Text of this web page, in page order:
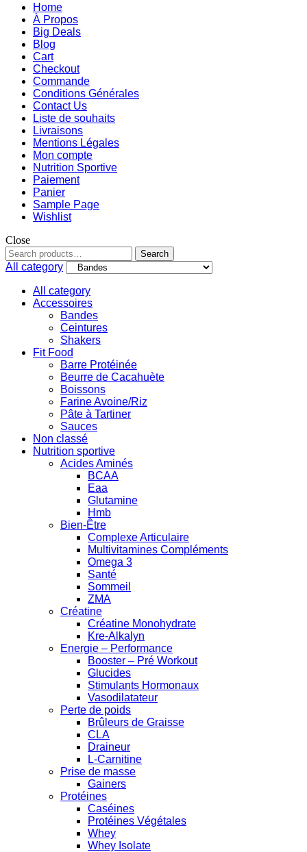
Home
À Propos
Big Deals
Blog
Cart
Checkout
Commande
Conditions Générales
Contact Us
Liste de souhaits
Livraisons
Mentions Légales
Mon compte
Nutrition Sportive
Paiement
Panier
Sample Page
Wishlist
Close
Search
All category
All category
Accessoires
Bandes
Ceintures
Shakers
Fit Food
Barre Protéinée
Beurre de Cacahuète
Boissons
Farine Avoine/Riz
Pâte à Tartiner
Sauces
Non classé
Nutrition sportive
Acides Aminés
BCAA
Eaa
Glutamine
Hmb
Bien-Être
Complexe Articulaire
Multivitamines Compléments
Omega 3
Santé
Sommeil
ZMA
Créatine
Créatine Monohydrate
Kre-Alkalyn
Energie – Performance
Booster – Pré Workout
Glucides
Stimulants Hormonaux
Vasodilatateur
Perte de poids
Brûleurs de Graisse
CLA
Draineur
L-Carnitine
Prise de masse
Gainers
Protéines
Caséines
Protéines Végétales
Whey
Whey Isolate